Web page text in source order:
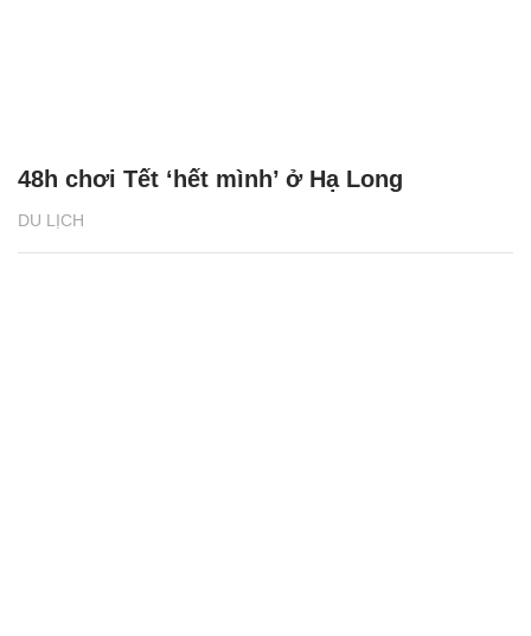
DU LỊCH
48h chơi Tết ‘hết mình’ ở Hạ Long